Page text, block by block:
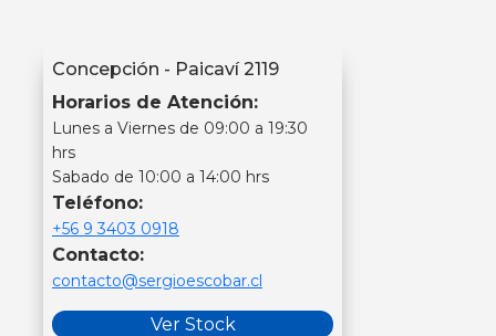
Concepción - Paicaví 2119
Horarios de Atención:
Lunes a Viernes de 09:00 a 19:30
hrs
Sabado de 10:00 a 14:00 hrs
Teléfono:
+56 9 3403 0918
Contacto:
contacto@sergioescobar.cl
Ver Stock